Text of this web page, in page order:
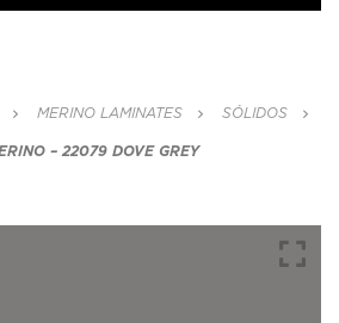
MERINO LAMINATES SÓLIDOS
– 22079 DOVE GREY